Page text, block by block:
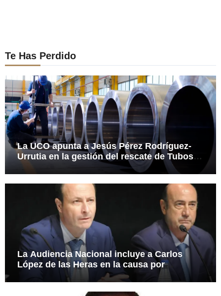
Te Has Perdido
La UCO apunta a Jesús Pérez Rodríguez-
Urrutia en la gestión del rescate de Tubos
Reunidos
La Audiencia Nacional incluye a Carlos
López de las Heras en la causa por
presuntas irregularidades en el rescate de
112,8 millones a Tubos Reunidos